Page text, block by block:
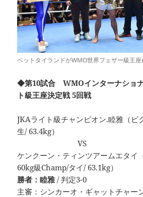
ペットタイランドがWMO世界フェザー級王
◆第10試合 WMOインターナショ
ト級王座決定戦 5回戦
JKAライト級チャンピオン.睦雅（ビ
生/ 63.4kg）
VS
ケンクーン・ティンツアームエタイ
60kg級Champ/タイ/ 63.1kg）
勝者：睦雅/ 判定3-0
主審：シンカーオ・ギャットチャー